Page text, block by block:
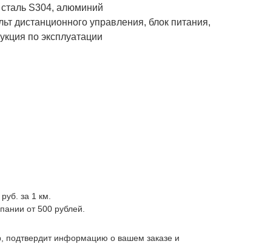
S304, алюминий
дистанционного управления, блок питания,
по эксплуатации
за 1 км.
от 500 рублей.
подтвердит информацию о вашем заказе и